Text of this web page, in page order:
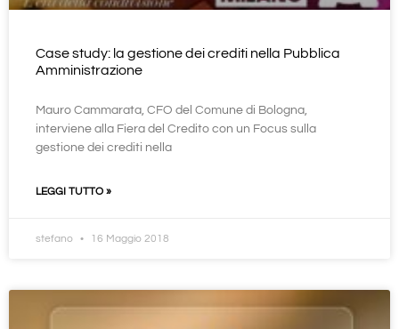
Case study: la gestione dei crediti nella Pubblica
Amministrazione
Mauro Cammarata, CFO del Comune di Bologna,
interviene alla Fiera del Credito con un Focus sulla
gestione dei crediti nella
LEGGI TUTTO »
stefano 16 Maggio 2018